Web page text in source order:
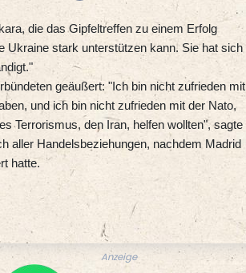
die das Gipfeltreffen zu einem Erfolg
Ukraine stark unterstützen kann. Sie hat sich
geäußert: "Ich bin nicht zufrieden mit
und ich bin nicht zufrieden mit der Nato,
Terrorismus, den Iran, helfen wollten", sagte
aller Handelsbeziehungen, nachdem Madrid
hatte.
Anzeige